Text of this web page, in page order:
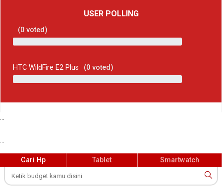
USER POLLING
(0 voted)
HTC WildFire E2 Plus (0 voted)
Cari Hp Tablet Smartwatch